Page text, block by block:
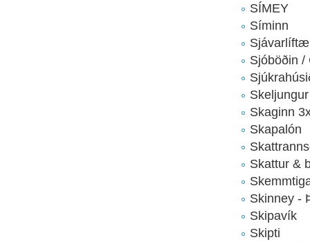
SÍMEY
Síminn
Sjóböðin /
Skeljungur
Skaginn
Skapalón
Skattur &
Skinney -
Skipavík
Skipti